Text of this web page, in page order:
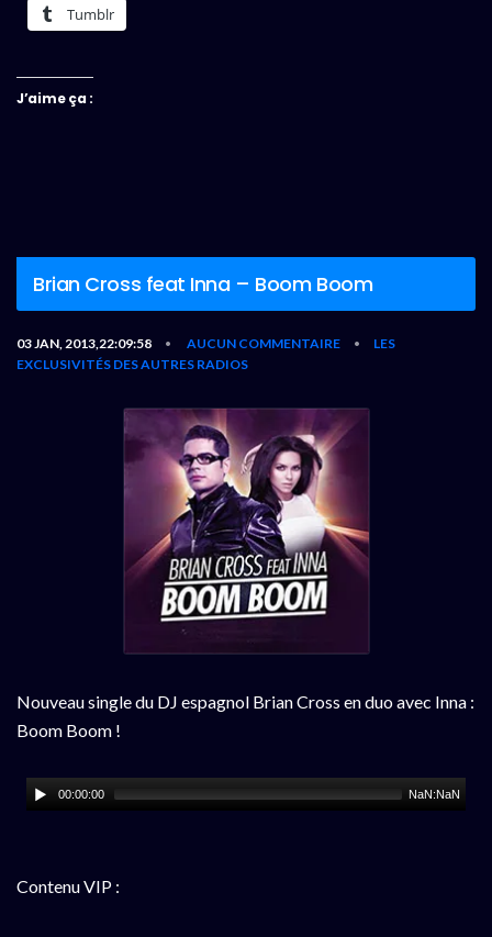
Tumblr
J’aime ça :
Brian Cross feat Inna – Boom Boom
03 JAN, 2013,22:09:58 • AUCUN COMMENTAIRE •
LES
EXCLUSIVITÉS DES AUTRES RADIOS
Nouveau single du DJ espagnol Brian Cross en duo avec Inna :
Boom Boom !
00:00:00 NaN:NaN
Contenu VIP :